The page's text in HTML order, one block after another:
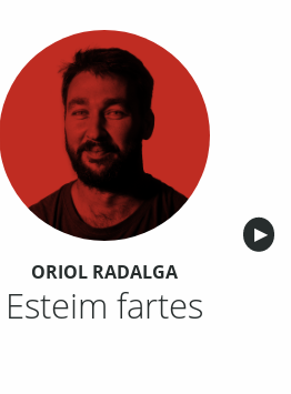
▶︎
ORIOL RADALGA
Esteim fartes